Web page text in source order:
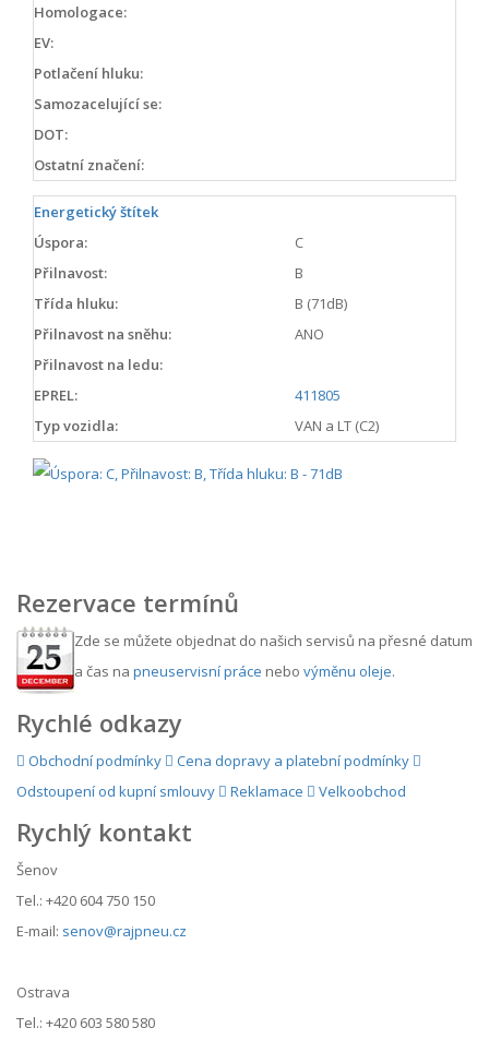
Homologace:
EV:
Potlačení hluku:
Samozacelující se:
DOT:
Ostatní značení:
Energetický štítek
Úspora:
C
Přilnavost:
B
Třída hluku:
B (71dB)
Přilnavost na sněhu:
ANO
Přilnavost na ledu:
EPREL:
411805
Typ vozidla:
VAN a LT (C2)
Rezervace termínů
Zde se můžete objednat do našich servisů na přesné datum
a čas na pneuservisní práce nebo výměnu oleje.
Rychlé odkazy
Obchodní podmínky
Cena dopravy a platební podmínky
Odstoupení od kupní smlouvy
Reklamace Velkoobchod
Rychlý kontakt
Šenov
Tel.: +420 604 750 150
E-mail: senov@rajpneu.cz
Ostrava
Tel.: +420 603 580 580